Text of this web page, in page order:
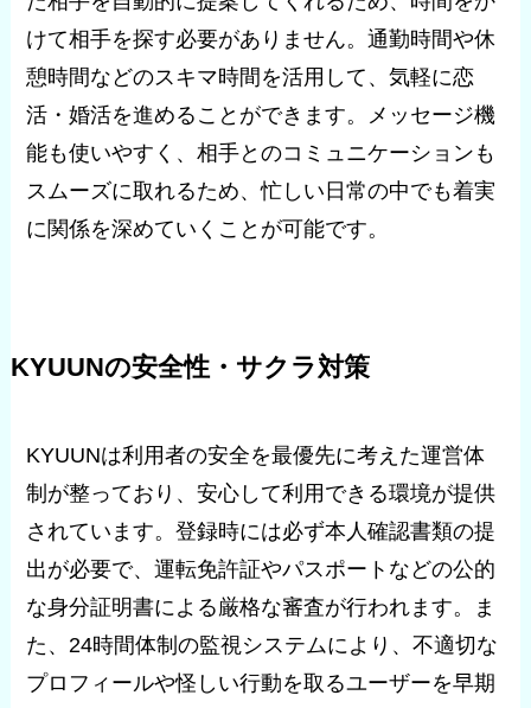
けて相手を探す必要がありません。通勤時間や休
憩時間などのスキマ時間を活用して、気軽に恋
活・婚活を進めることができます。メッセージ機
能も使いやすく、相手とのコミュニケーションも
スムーズに取れるため、忙しい日常の中でも着実
に関係を深めていくことが可能です。
KYUUNの安全性・サクラ対策
KYUUNは利用者の安全を最優先に考えた運営体
制が整っており、安心して利用できる環境が提供
されています。登録時には必ず本人確認書類の提
出が必要で、運転免許証やパスポートなどの公的
な身分証明書による厳格な審査が行われます。ま
た、24時間体制の監視システムにより、不適切な
プロフィールや怪しい行動を取るユーザーを早期